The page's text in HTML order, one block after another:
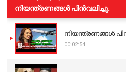
നിയന്ത്രണങ്ങള്‍ പിന്‍വലിച്ചു.
നിയന്ത്രണങ്ങള്‍
00:02:54